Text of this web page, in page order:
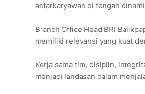
antarkaryawan di tengah
Branch Office Head BRI
memiliki relevansi yang kuat
Kerja sama tim, disiplin,
menjadi landasan dalam